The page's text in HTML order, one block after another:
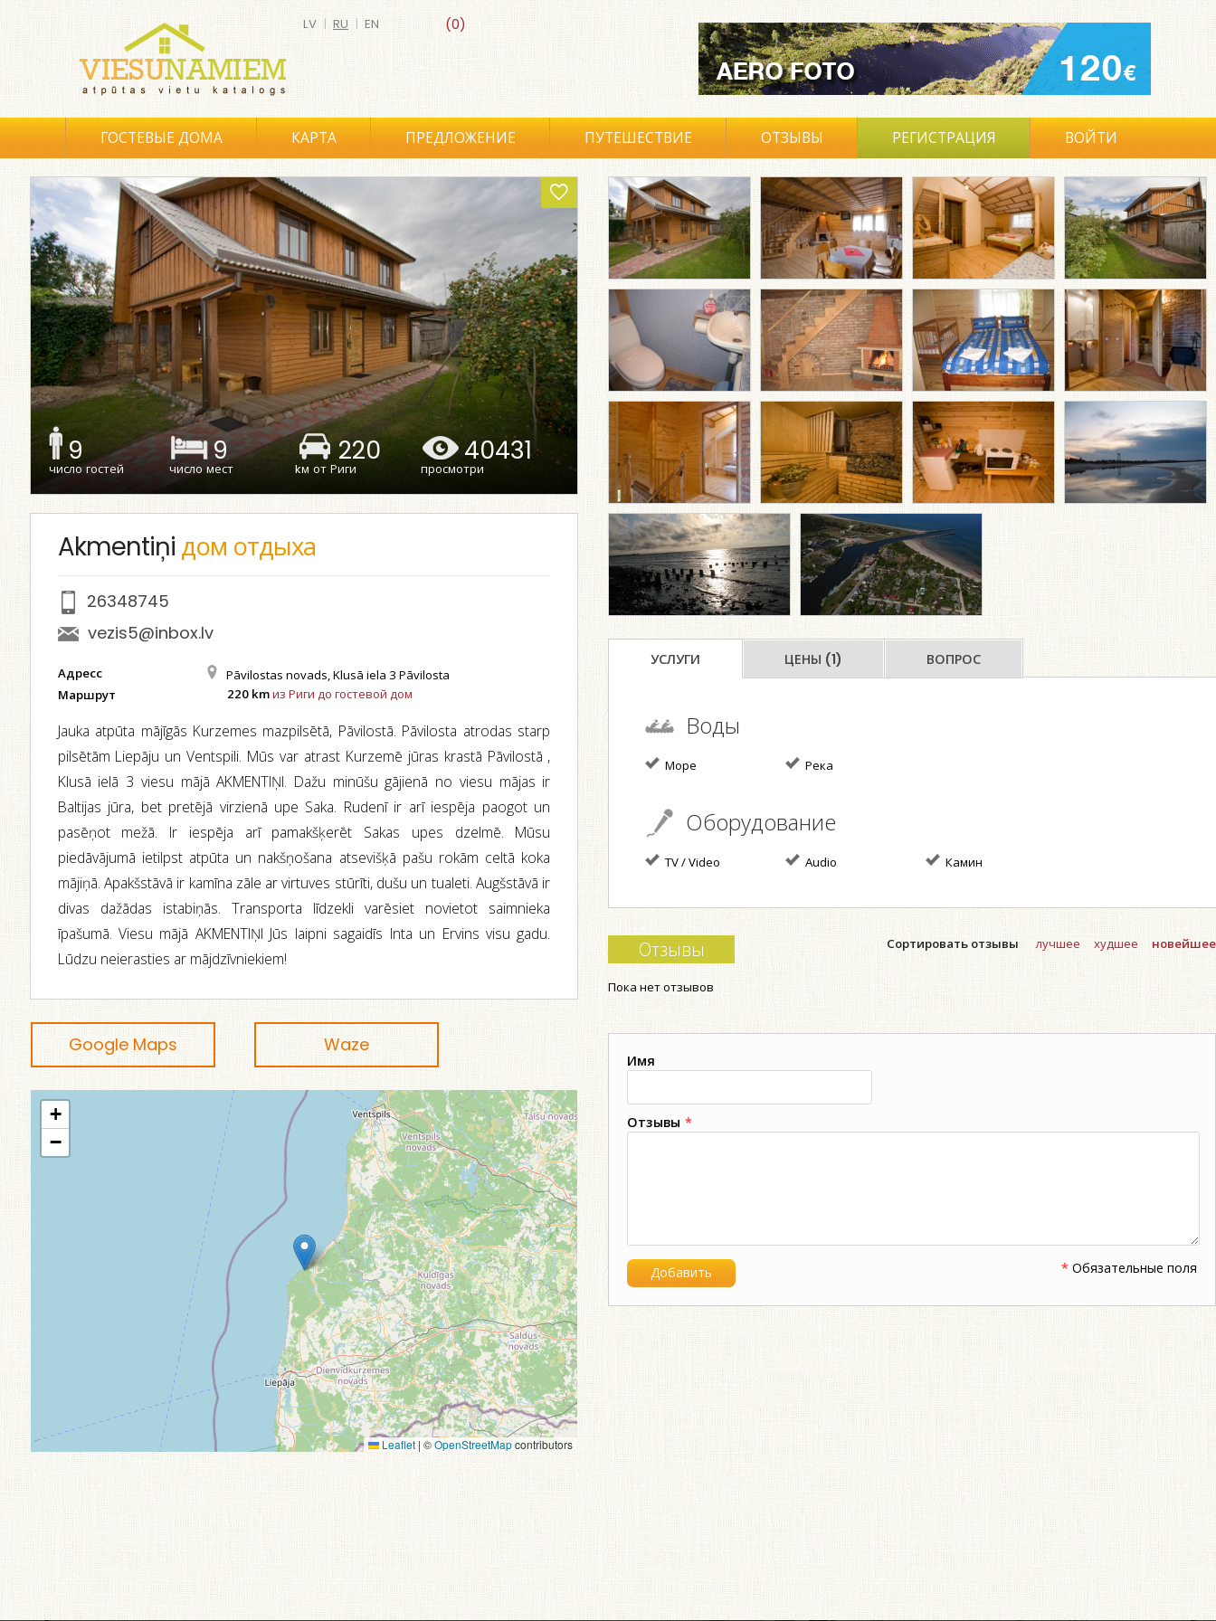
(0)
LV | RU | EN
ГОСТЕВЫЕ ДОМА КАРТА ПРЕДЛОЖЕНИЕ ПУТЕШЕСТВИЕ ОТЗЫВЫ РЕГИСТРАЦИЯ ВОЙТИ
9
число гостей
9
число мест
220
kм от Риги
40431
просмотри
Akmentiņi дом отдыха
26348745
vezis5@inbox.lv
Адресс Pāvilostas novads, Klusā iela 3 Pāvilosta
Маршрут 220 kmиз Риги до гостевой дом
Jauka atpūta mājīgās Kurzemes mazpilsētā, Pāvilostā. Pāvilosta atrodas starp
pilsētām Liepāju un Ventspili. Mūs var atrast Kurzemē jūras krastā Pāvilostā ,
Klusā ielā 3 viesu mājā AKMENTIŅI. Dažu minūšu gājienā no viesu mājas ir
Baltijas jūra, bet pretējā virzienā upe Saka. Rudenī ir arī iespēja paogot un
pasēņot mežā. Ir iespēja arī pamakšķerēt Sakas upes dzelmē. Mūsu
piedāvājumā ietilpst atpūta un nakšņošana atsevišķā pašu rokām celtā koka
mājiņā. Apakšstāvā ir kamīna zāle ar virtuves stūrīti, dušu un tualeti. Augšstāvā ir
divas dažādas istabiņās. Transporta līdzekli varēsiet novietot saimnieka
īpašumā. Viesu mājā AKMENTIŅI Jūs laipni sagaidīs Inta un Ervins visu gadu.
Lūdzu neierasties ar mājdzīvniekiem!
Google Maps Waze
+
−
Leaflet | ©OpenStreetMapcontributors
УСЛУГИ ЦЕНЫ (1) ВОПРОС
Воды
Море Река
Оборудование
TV / Video Audio Камин
Сортировать отзывы лучшее худшее новейшее
Отзывы
Пока нет отзывов
Имя
Отзывы *
* Обязательные поля